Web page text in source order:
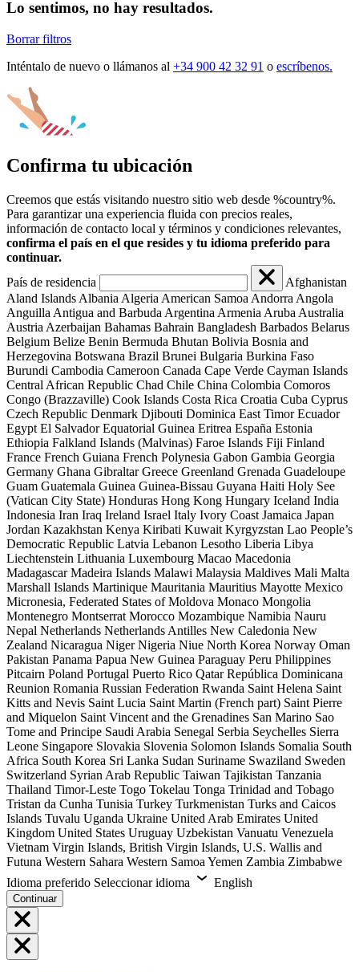
Lo sentimos, no hay resultados.
Borrar filtros
Inténtalo de nuevo o llámanos al +34 900 42 32 91 o escríbenos.
Confirma tu ubicación
Creemos que estás visitando nuestro sitio web desde %country%.
Para garantizar una experiencia fluida con precios reales,
información de contacto local y términos y condiciones relevantes,
confirma el país en el que resides y tu idioma preferido para
continuar.
País de residencia
Afghanistan
Aland Islands Albania Algeria American Samoa Andorra Angola
Anguilla Antigua and Barbuda Argentina Armenia Aruba Australia
Austria Azerbaijan Bahamas Bahrain Bangladesh Barbados Belarus
Belgium Belize Benin Bermuda Bhutan Bolivia Bosnia and
Herzegovina Botswana Brazil Brunei Bulgaria Burkina Faso
Burundi Cambodia Cameroon Canada Cape Verde Cayman Islands
Central African Republic Chad Chile China Colombia Comoros
Congo (Brazzaville) Cook Islands Costa Rica Croatia Cuba Cyprus
Czech Republic Denmark Djibouti Dominica East TimorEcuador
Egypt El SalvadorEquatorial Guinea Eritrea España Estonia
Ethiopia Falkland Islands (Malvinas) Faroe Islands Fiji Finland
France French Guiana French Polynesia Gabon Gambia Georgia
Germany Ghana GibraltarGreece Greenland Grenada Guadeloupe
Guam Guatemala Guinea Guinea-Bissau Guyana Haiti Holy See
(Vatican City State) Honduras Hong Kong Hungary Iceland India
Indonesia Iran Iraq Ireland Israel Italy Ivory Coast Jamaica Japan
Jordan Kazakhstan Kenya Kiribati Kuwait Kyrgyzstan Lao People’s
Democratic Republic Latvia Lebanon Lesotho Liberia Libya
Liechtenstein Lithuania Luxembourg Macao Macedonia
MadagascarMadeira Islands Malawi Malaysia Maldives Mali Malta
Marshall Islands Martinique Mauritania Mauritius Mayotte Mexico
Micronesia, Federated States ofMoldova Monaco Mongolia
Montenegro Montserrat Morocco Mozambique Namibia Nauru
Nepal Netherlands Netherlands Antilles New Caledonia New
Zealand Nicaragua NigerNigeria Niue North Korea Norway Oman
Pakistan Panama Papua New Guinea Paraguay Peru Philippines
Pitcairn Poland Portugal Puerto Rico QatarRepública Dominicana
Reunion Romania Russian Federation Rwanda Saint Helena Saint
Kitts and Nevis Saint Lucia Saint Martin (French part) Saint Pierre
and Miquelon Saint Vincent and the Grenadines San Marino Sao
Tome and Principe Saudi Arabia Senegal Serbia Seychelles Sierra
Leone Singapore Slovakia Slovenia Solomon Islands Somalia South
Africa South Korea Sri Lanka Sudan Suriname Swaziland Sweden
Switzerland Syrian Arab Republic Taiwan Tajikistan Tanzania
Thailand Timor-Leste Togo Tokelau Tonga Trinidad and Tobago
Tristan da Cunha Tunisia Turkey Turkmenistan Turks and Caicos
Islands Tuvalu Uganda Ukraine United Arab Emirates United
Kingdom United States Uruguay Uzbekistan Vanuatu Venezuela
Vietnam Virgin Islands, British Virgin Islands, U.S. Wallis and
Futuna Western Sahara Western Samoa Yemen Zambia Zimbabwe
Idioma preferido Seleccionar idioma English
Continuar